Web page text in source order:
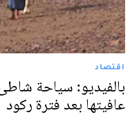
اقتصاد
بالفيديو: سياحة
عافيتها بعد فترة ركود